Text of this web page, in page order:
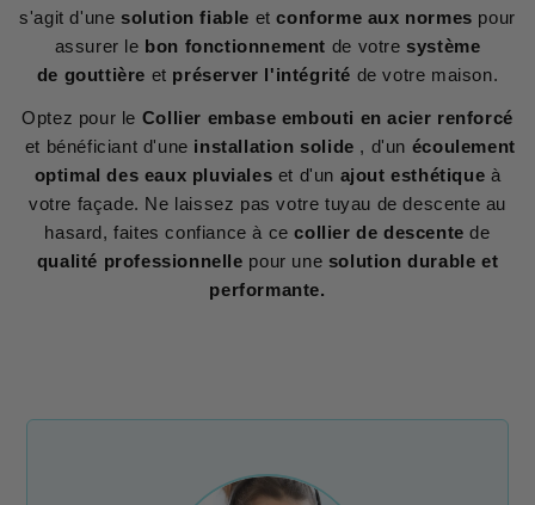
s'agit d'une solution fiable etconforme aux normes pour
assurer le bon fonctionnement de votre système
de gouttière et préserver l'intégrité de votre maison.
Optez pour le Collier embase embouti en acier renforcé
et bénéficiant d'une installation solide , d'un écoulement
optimal des eaux pluviales et d'un ajout esthétique à
votre façade. Ne laissez pas votre tuyau de descente au
hasard, faites confiance à cecollier de descente de
qualité professionnelle pour une solution durable et
performante.